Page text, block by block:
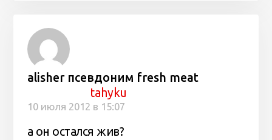
alisher псевдоним fresh meat
tahyku
10 июля 2012 в 15:07
а он остался жив?